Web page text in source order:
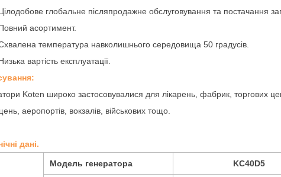
глобальне післяпродажне обслуговування та постачання
асортимент.
температура навколишнього середовища 50 градусів.
вартість експлуатації.
Koten широко застосовувалися для лікарень, фабрик, торгових
аеропортів, вокзалів, військових тощо.
дані.
Модель генератора KC40D5